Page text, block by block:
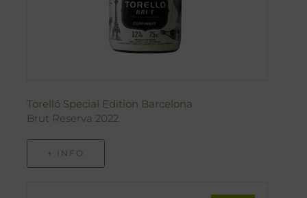
Torelló Special Edition Barcelona
Brut Reserva 2022
+ INFO